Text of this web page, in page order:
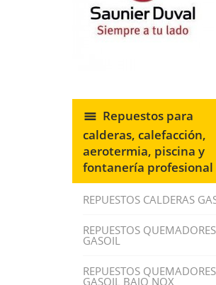
Repuestos para
calderas, calefacción,
aerotermia, piscina y
fontanería profesional
REPUESTOS CALDERAS
REPUESTOS QUEMADORES
GASOIL
REPUESTOS QUEMADORES
GASOIL BAJO NOX